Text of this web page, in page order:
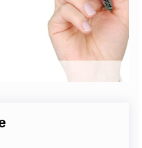
PUBBLICITÀ CONTATTI